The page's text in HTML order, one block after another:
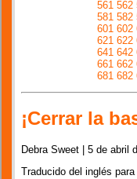
561 562
581 582
601 602
621 622
641 642
661 662
681 682
¡Cerrar la
Debra Sweet | 5 de abril
Traducido del inglés